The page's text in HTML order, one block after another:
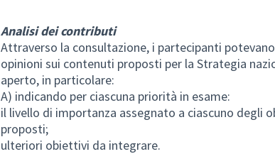
Analisi dei contributi
Attraverso la consultazione, i partecipanti
opinioni sui contenuti proposti per la Strategia
aperto, in particolare:
A) indicando per ciascuna priorità in esame:
il livello di importanza assegnato a ciascuno degli
proposti;
ulteriori obiettivi da integrare.